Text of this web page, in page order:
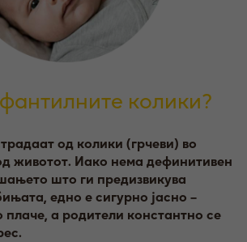
колики?
од колики (грчеви) во
животот. Иако нема дефинитивен
што ги предизвикува
едно е сигурно јасно –
плаче, а родители константно се